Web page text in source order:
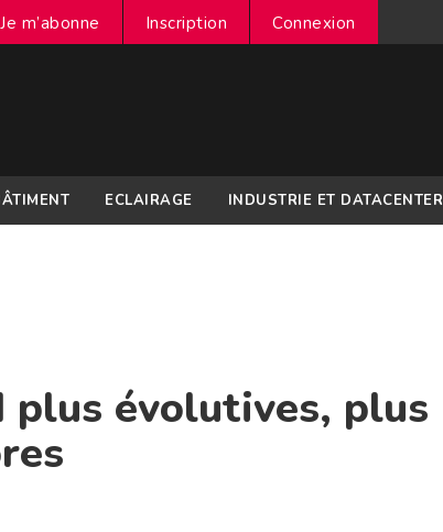
Je m’abonne Inscription Connexion
ECLAIRAGE INDUSTRIE ET DATACENTER
plus évolutives, plus